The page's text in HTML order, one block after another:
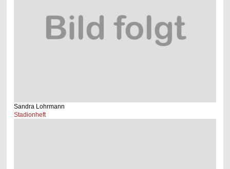
Sandra Lohrmann
Stadionheft